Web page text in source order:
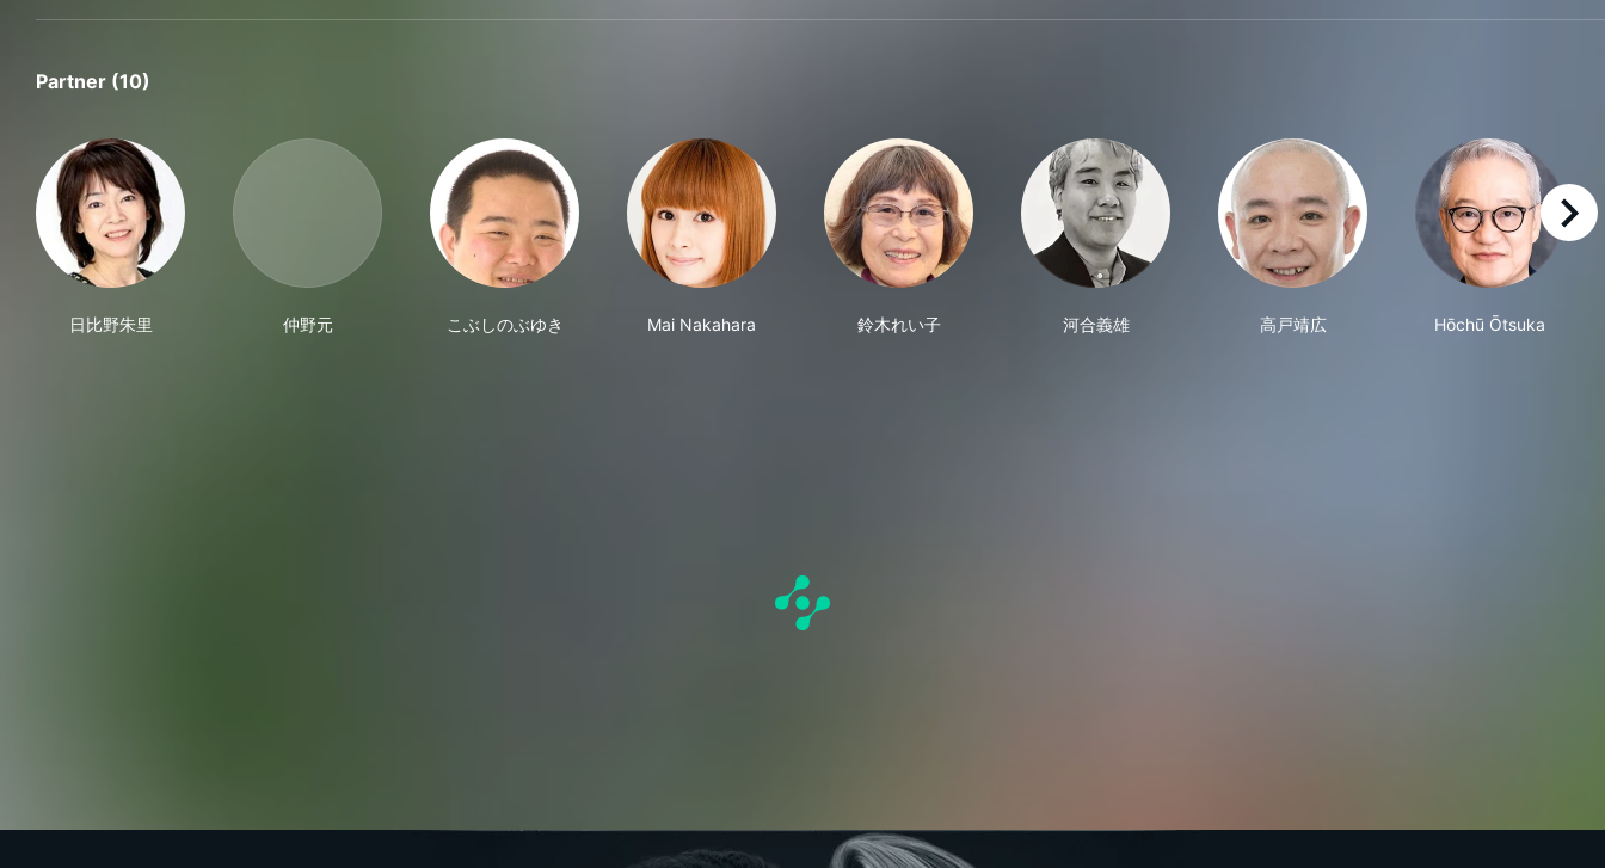
Partner (10)
日比野朱里 仲野元 こぶしのぶゆき Mai Nakahara 鈴木れい子 河合義雄 高戸靖広 Hōchū Ōtsuka
right